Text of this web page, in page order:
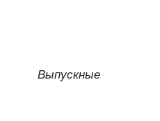
Выпускные